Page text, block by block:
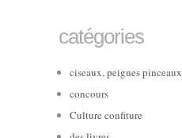
catégories
ciseaux, peignes pinceaux
concours
Culture confiture